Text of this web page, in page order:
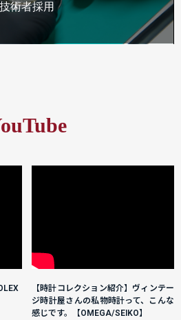
技術者採用
【時計コレクション紹介】ヴィンテー
ジ時計屋さんの私物時計って、こんな
感じです。【OMEGA/SEIKO】